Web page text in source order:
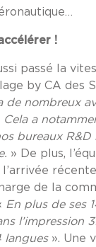
!
passé la
by CA des
de nombreux
Cela a
bureaux
» De plus,
de la
En plus de ses
l’impression
langues ». Une